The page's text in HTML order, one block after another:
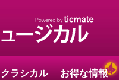
クラシカル お得な情報